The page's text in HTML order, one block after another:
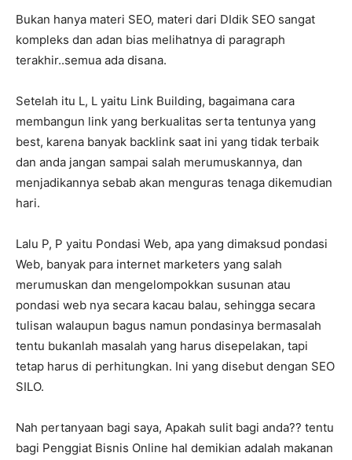
Bukan hanya materi SEO, materi dari DIdik SEO sangat
kompleks dan adan bias melihatnya di paragraph
terakhir..semua ada disana.
Setelah itu L, L yaitu Link Building, bagaimana cara
membangun link yang berkualitas serta tentunya yang
best, karena banyak backlink saat ini yang tidak terbaik
dan anda jangan sampai salah merumuskannya, dan
menjadikannya sebab akan menguras tenaga dikemudian
hari.
Lalu P, P yaitu Pondasi Web, apa yang dimaksud pondasi
Web, banyak para internet marketers yang salah
merumuskan dan mengelompokkan susunan atau
pondasi web nya secara kacau balau, sehingga secara
tulisan walaupun bagus namun pondasinya bermasalah
tentu bukanlah masalah yang harus disepelakan, tapi
tetap harus di perhitungkan. Ini yang disebut dengan SEO
SILO.
Nah pertanyaan bagi saya, Apakah sulit bagi anda?? tentu
bagi Penggiat Bisnis Online hal demikian adalah makanan